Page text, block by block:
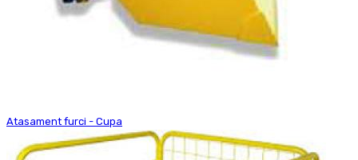
Atasament furci - Cupa